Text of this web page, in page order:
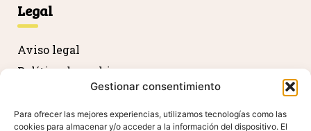
Gestionar consentimiento
Para ofrecer las mejores experiencias, utilizamos tecnologías como las
cookies para almacenar y/o acceder a la información del dispositivo. El
Legal
Aviso legal
Política de cookies
Política de privacidad
Devolución y reembolso